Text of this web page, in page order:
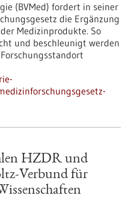
(BVMed) fordert in seiner
die Ergänzung
Medizinprodukte. So
und beschleunigt werden
HZDR und
Verbund für